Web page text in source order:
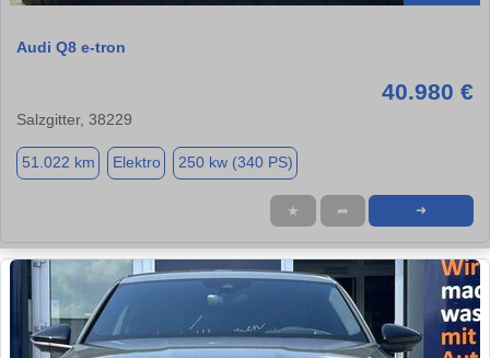
Audi Q8 e-tron
40.980 €
Salzgitter, 38229
51.022 km Elektro 250 kw (340 PS)
★ ➦ ➜